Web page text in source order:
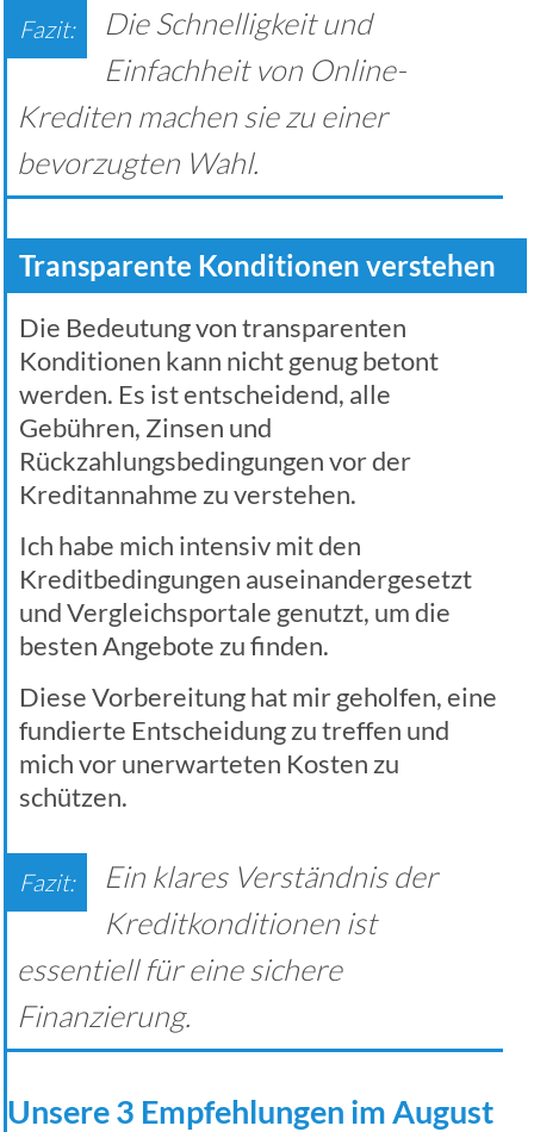
Die Schnelligkeit und
Einfachheit von Online-
Krediten machen sie zu einer
bevorzugten Wahl.
Transparente Konditionen verstehen
Die Bedeutung von transparenten
Konditionen kann nicht genug betont
werden. Es ist entscheidend, alle
Gebühren, Zinsen und
Rückzahlungsbedingungen vor der
Kreditannahme zu verstehen.
Ich habe mich intensiv mit den
Kreditbedingungen auseinandergesetzt
und Vergleichsportale genutzt, um die
besten Angebote zu finden.
Diese Vorbereitung hat mir geholfen, eine
fundierte Entscheidung zu treffen und
mich vor unerwarteten Kosten zu
schützen.
Ein klares Verständnis der
Kreditkonditionen ist
essentiell für eine sichere
Finanzierung.
Unsere 3 Empfehlungen im August